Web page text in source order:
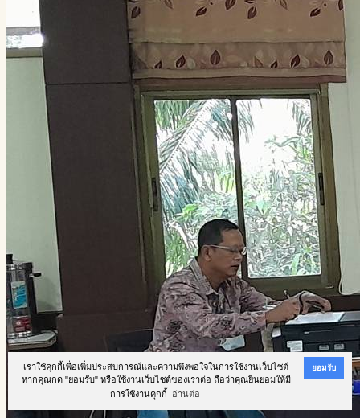
เราใช้คุกกี้เพื่อเพิ่มประสบการณ์และความพึงพอใจในการใช้งานเว็บไซต์
หากคุณกด "ยอมรับ" หรือใช้งานเว็บไซต์ของเราต่อ ถือว่าคุณยินยอมให้มี
การใช้งานคุกกี้
อ่านต่อ
ยอมรับ